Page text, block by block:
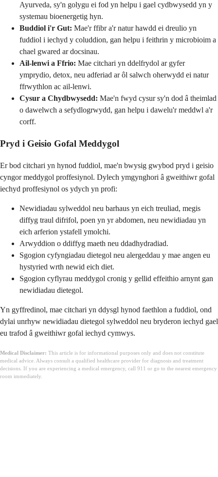
Ayurveda, sy'n golygu ei fod yn helpu i gael cydbwysedd yn y
systemau bioenergetig hyn.
Buddiol i'r Gut: Mae'r ffibr a'r natur hawdd ei dreulio yn
fuddiol i iechyd y coluddion, gan helpu i feithrin y microbioim a
chael gwared ar docsinau.
Ail-lenwi a Ffrio: Mae citchari yn ddelfrydol ar gyfer
ymprydio, detox, neu adferiad ar ôl salwch oherwydd ei natur
ffrwythlon ac ail-lenwi.
Cysur a Chydbwysedd: Mae'n fwyd cysur sy'n dod â theimlad
o dawelwch a sefydlogrwydd, gan helpu i dawelu'r meddwl a'r
corff.
Pryd i Geisio Gofal Meddygol
Er bod citchari yn hynod fuddiol, mae'n bwysig gwybod pryd i geisio
cyngor meddygol proffesiynol. Dylech ymgynghori â gweithiwr gofal
iechyd proffesiynol os ydych yn profi:
Newidiadau sylweddol neu barhaus yn eich treuliad, megis
diffyg traul difrifol, poen yn yr abdomen, neu newidiadau yn
eich arferion ystafell ymolchi.
Arwyddion o ddiffyg maeth neu ddadhydradiad.
Sgogion cyfyngiadau dietegol neu alergeddau y mae angen eu
hystyried wrth newid eich diet.
Sgogion cyflyrau meddygol cronig y gellid effeithio arnynt gan
newidiadau dietegol.
Yn gyffredinol, mae citchari yn ddysgl hynod faethlon a fuddiol, ond
dylai unrhyw newidiadau dietegol sylweddol neu bryderon iechyd gael
eu trafod â gweithiwr gofal iechyd cymwys.
Medical Disclaimer: This article is for informational purposes only and does not constitute
medical advice. Always consult a qualified healthcare provider for diagnosis and treatment
decisions. If you are experiencing a medical emergency, call 911 or go to the nearest emergency
room immediately.